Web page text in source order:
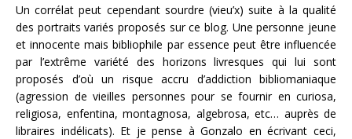
Un corrélat peut cependant sourdre (vieu’x) suite à la qualité
des portraits variés proposés sur ce blog. Une personne jeune
et innocente mais bibliophile par essence peut être influencée
par l’extrême variété des horizons livresques qui lui sont
proposés d’où un risque accru d’addiction bibliomaniaque
(agression de vieilles personnes pour se fournir en curiosa,
religiosa, enfentina, montagnosa, algebrosa, etc… auprès de
libraires indélicats). Et je pense à Gonzalo en écrivant ceci,